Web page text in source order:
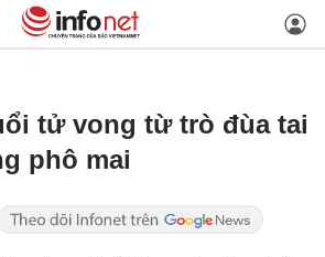
tử vong từ trò đùa tai
phô mai